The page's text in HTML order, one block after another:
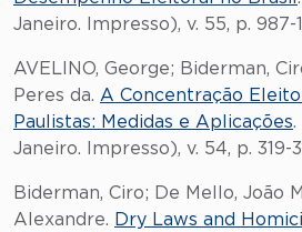
Janeiro. Impresso), v. 55, p. 987-
AVELINO, George; Biderman,
Peres da. A Concentração
Paulistas: Medidas e Aplicações.
Janeiro. Impresso), v. 54, p. 319-
Biderman, Ciro; De Mello, João
Alexandre. Dry Laws and